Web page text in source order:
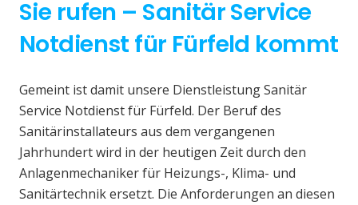
Sie rufen – Sanitär Service
Notdienst für Fürfeld kommt
Gemeint ist damit unsere Dienstleistung Sanitär
Service Notdienst für Fürfeld. Der Beruf des
Sanitärinstallateurs aus dem vergangenen
Jahrhundert wird in der heutigen Zeit durch den
Anlagenmechaniker für Heizungs-, Klima- und
Sanitärtechnik ersetzt. Die Anforderungen an diesen